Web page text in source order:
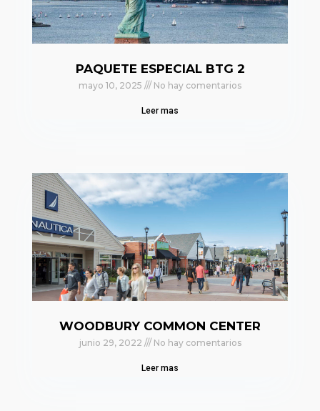
PAQUETE ESPECIAL BTG 2
mayo 10, 2025 No hay comentarios
Leer mas
WOODBURY COMMON CENTER
junio 29, 2022 No hay comentarios
Leer mas